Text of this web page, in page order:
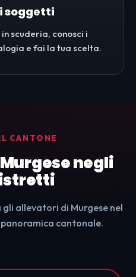
soggetti
scuderia, conosci i
e fai la tua scelta.
CANTONE
negli
gli allevatori di Murgese nel
cantonale.